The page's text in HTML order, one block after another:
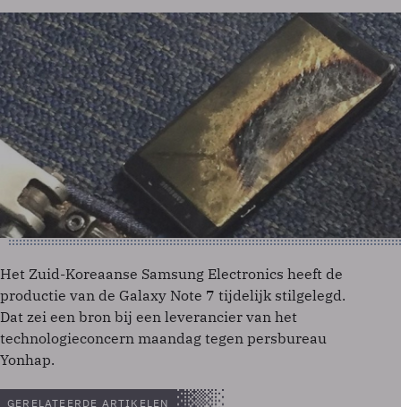
Het Zuid-Koreaanse Samsung Electronics heeft de
productie van de Galaxy Note 7 tijdelijk stilgelegd.
Dat zei een bron bij een leverancier van het
technologieconcern maandag tegen persbureau
Yonhap.
GERELATEERDE ARTIKELEN